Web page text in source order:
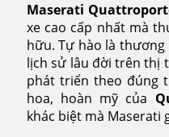
Maserati
xe cao cấp nhất mà
hữu. Tự hào là
lịch sử lâu đời trên thị
phát triển theo đúng
hoa, hoàn mỹ của
khác biệt mà Maserati